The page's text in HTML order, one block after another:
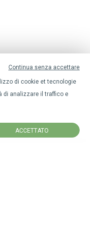
Continua senza accettare
di cookie et tecnologie
di analizzare il traffico e
ACCETTATO